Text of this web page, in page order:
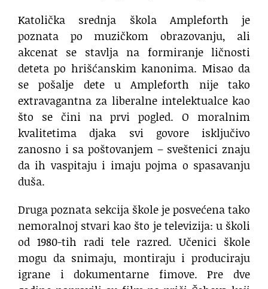
Katolička srednja škola Ampleforth je
poznata po muzičkom obrazovanju, ali
akcenat se stavlja na formiranje ličnosti
deteta po hrišćanskim kanonima. Misao da
se pošalje dete u Ampleforth nije tako
extravagantna za liberalne intelektualce kao
što se čini na prvi pogled. O moralnim
kvalitetima djaka svi govore isključivo
zanosno i sa poštovanjem – sveštenici znaju
da ih vaspitaju i imaju pojma o spasavanju
duša.
Druga poznata sekcija škole je posvećena tako
nemoralnoj stvari kao što je televizija: u školi
od 1980-tih radi tele razred. Učenici škole
mogu da snimaju, montiraju i produciraju
igrane i dokumentarne fimove. Pre dve